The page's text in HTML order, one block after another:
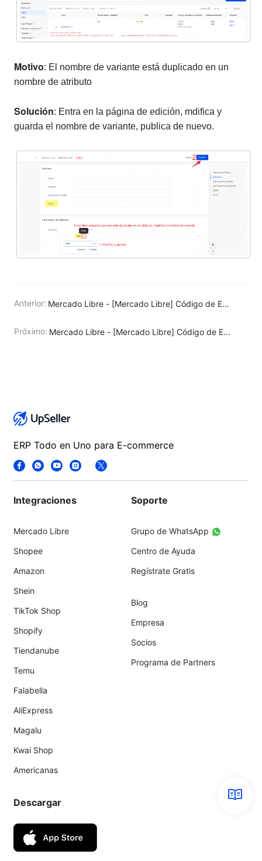
Motivo: El nombre de variante está duplicado en un
nombre de atributo
Solución: Entra en la página de edición, mdifica y
guarda el nombre de variante, publica de nuevo.
Anterior: Mercado Libre - [Mercado Libre] Código de Error: 146 Error: Same attributes are used in more than of item.attributes, variation.attribute_combinations and variation.attributes
Próximo: Mercado Libre - [Mercado Libre] Código de Error: 2610 Error: Attribute [SIZE_GRID_ID] is missing
ERP Todo en Uno para E-commerce
Integraciones
Mercado Libre
Shopee
Amazon
Shein
TikTok Shop
Shopify
Tiendanube
Temu
Falabella
AliExpress
Magalu
Kwai Shop
Americanas
Soporte
Grupo de WhatsApp
Centro de Ayuda
Regístrate Gratis
Blog
Empresa
Socios
Programa de Partners
Descargar